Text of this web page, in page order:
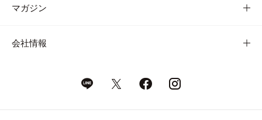
マガジン
会社情報